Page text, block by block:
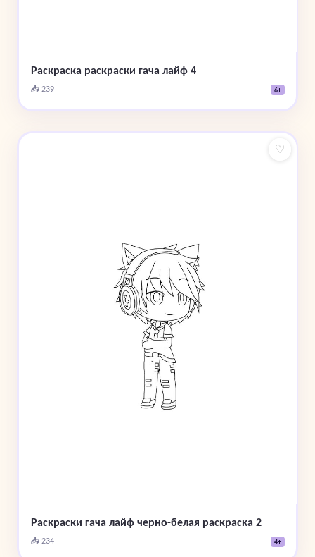
Раскраска раскраски гача лайф 4
📥 239 6+
♡
Раскраски гача лайф черно-белая раскраска 2
📥 234 4+